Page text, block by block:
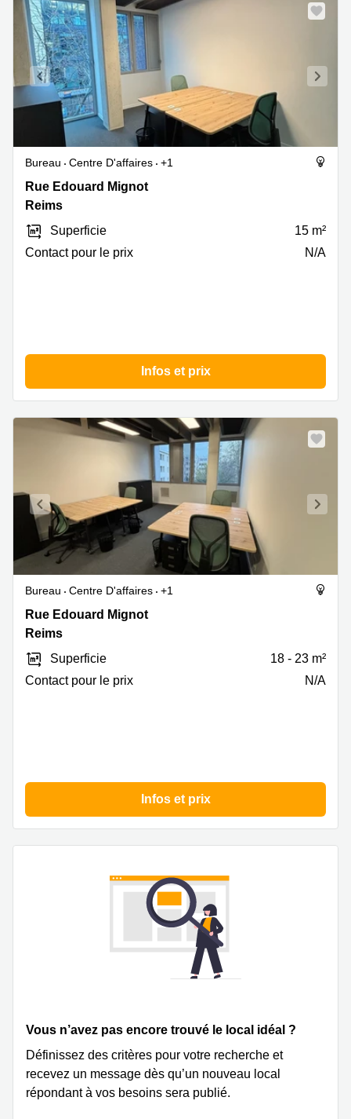
Bureau Centre D'affaires
+1
Rue
Edouard
6,
Reims
Rue Edouard Mignot
Reims
Superficie
15 m²
Contact pour le prix
N/A
Infos et prix
Bureau Centre D'affaires
+1
Rue
Edouard
6,
Reims
Rue Edouard Mignot
Reims
Superficie
18 - 23 m²
Contact pour le prix
N/A
Infos et prix
Vous n’avez pas encore trouvé le local idéal ?
Définissez des critères pour votre recherche et
recevez un message dès qu’un nouveau local
répondant à vos besoins sera publié.